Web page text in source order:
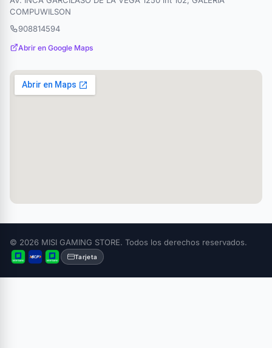
COMPUWILSON
908814594
Abrir en Google Maps
© 2026 MISI GAMING STORE. Todos los derechos reservados.
Tarjeta